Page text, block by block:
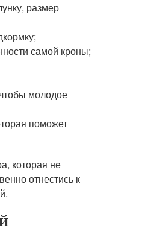
размер
самой кроны;
молодое
поможет
которая не
отнестись к